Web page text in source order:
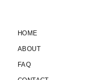
HOME
ABOUT
FAQ